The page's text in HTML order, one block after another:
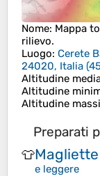
Nome: Mappa
rilievo.
Luogo: Cerete
24020, Italia (
Altitudine
Altitudine
Altitudine
Preparati
👕
e leggere